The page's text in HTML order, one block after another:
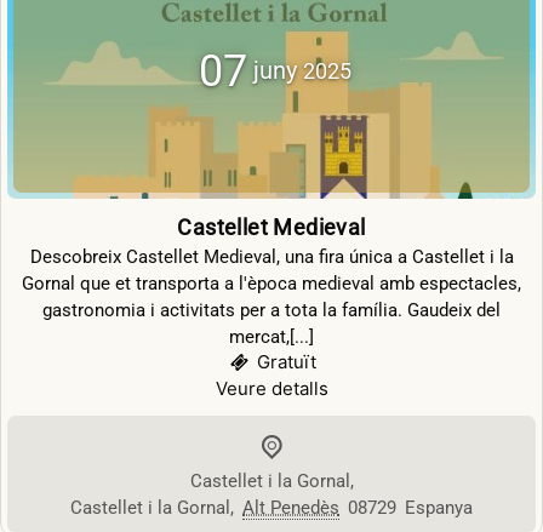
07 juny 2025
Castellet Medieval
Descobreix Castellet Medieval, una fira única a Castellet i la
Gornal que et transporta a l'època medieval amb espectacles,
gastronomia i activitats per a tota la família. Gaudeix del
mercat,[...]
Gratuït
Veure detalls
Castellet i la Gornal ,
Castellet i la Gornal , Alt Penedès 08729 Espanya